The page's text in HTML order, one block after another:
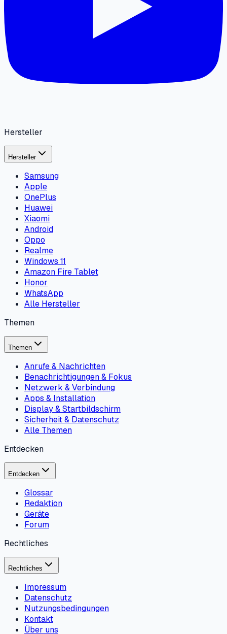
Hersteller
Hersteller
Samsung
Apple
OnePlus
Huawei
Xiaomi
Android
Oppo
Realme
Windows 11
Amazon Fire Tablet
Honor
WhatsApp
Alle Hersteller
Themen
Themen
Anrufe & Nachrichten
Benachrichtigungen & Fokus
Netzwerk & Verbindung
Apps & Installation
Display & Startbildschirm
Sicherheit & Datenschutz
Alle Themen
Entdecken
Entdecken
Glossar
Redaktion
Geräte
Forum
Rechtliches
Rechtliches
Impressum
Datenschutz
Nutzungsbedingungen
Kontakt
Über uns